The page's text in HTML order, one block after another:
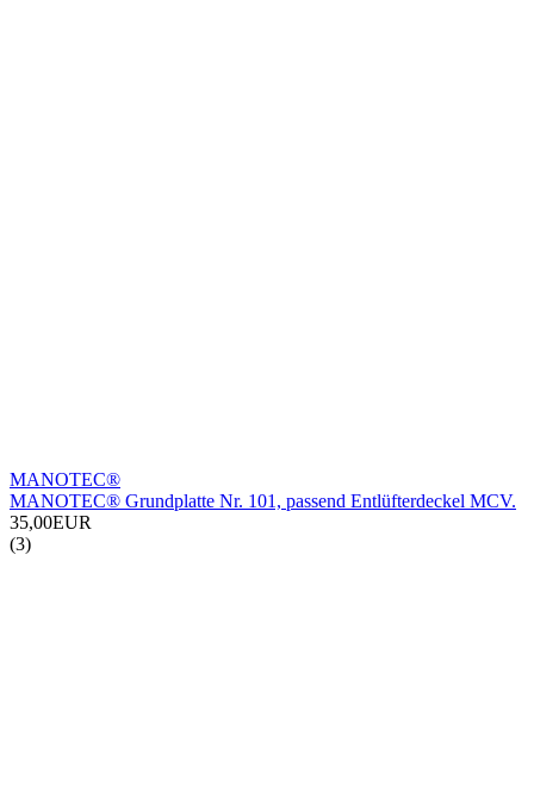
MANOTEC®
MANOTEC® Grundplatte Nr. 101, passend Entlüfterdeckel MCV.
35,00EUR
(3)